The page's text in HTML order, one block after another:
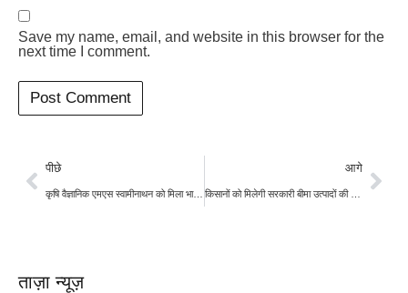
Save my name, email, and website in this browser for the
next time I comment.
पीछे
कृषि वैज्ञानिक एमएस स्वामीनाथन को मिला भारत रत्न, भुखमरी मिटाने में थी अहम भूमिका
आगे
ताज़ा न्यूज़